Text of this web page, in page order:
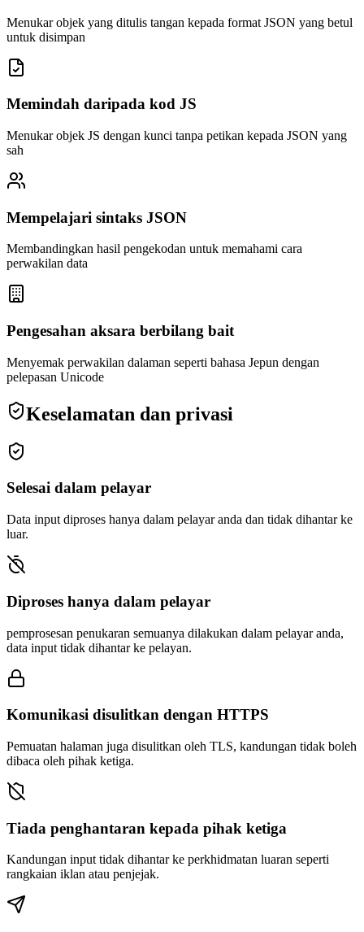
Menukar objek yang ditulis tangan kepada format JSON yang betul
untuk disimpan
Memindah daripada kod JS
Menukar objek JS dengan kunci tanpa petikan kepada JSON yang
sah
Mempelajari sintaks JSON
Membandingkan hasil pengekodan untuk memahami cara
perwakilan data
Pengesahan aksara berbilang bait
Menyemak perwakilan dalaman seperti bahasa Jepun dengan
pelepasan Unicode
Keselamatan dan privasi
Selesai dalam pelayar
Data input diproses hanya dalam pelayar anda dan tidak dihantar ke
luar.
Diproses hanya dalam pelayar
pemprosesan penukaran semuanya dilakukan dalam pelayar anda,
data input tidak dihantar ke pelayan.
Komunikasi disulitkan dengan HTTPS
Pemuatan halaman juga disulitkan oleh TLS, kandungan tidak boleh
dibaca oleh pihak ketiga.
Tiada penghantaran kepada pihak ketiga
Kandungan input tidak dihantar ke perkhidmatan luaran seperti
rangkaian iklan atau penjejak.